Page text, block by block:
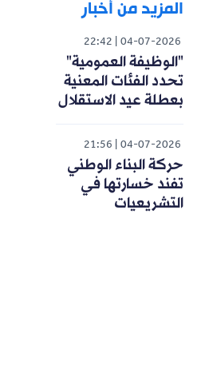
المزيد من أخبار
04-07-2026
22:42
"الوظيفة العمومية"
تحدد الفئات المعنية
بعطلة عيد الاستقلال
04-07-2026
21:56
حركة البناء الوطني
تفند خسارتها في
التشريعيات